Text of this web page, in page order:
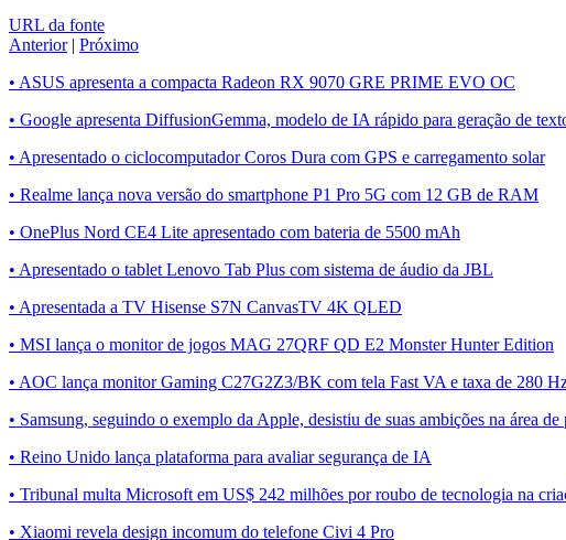
URL da fonte
Anterior| Próximo
• ASUS apresenta a compacta Radeon RX 9070 GRE PRIME EVO OC
• Google apresenta DiffusionGemma, modelo de IA rápido para geração de
• Apresentado o ciclocomputador Coros Dura com GPS e carregamento solar
• Realme lança nova versão do smartphone P1 Pro 5G com 12 GB de RAM
• OnePlus Nord CE4 Lite apresentado com bateria de 5500 mAh
• Apresentado o tablet Lenovo Tab Plus com sistema de áudio da JBL
• Apresentada a TV Hisense S7N CanvasTV 4K QLED
• MSI lança o monitor de jogos MAG 27QRF QD E2 Monster Hunter Edition
• AOC lança monitor Gaming C27G2Z3/BK com tela Fast VA e taxa de 280
• Samsung, seguindo o exemplo da Apple, desistiu de suas ambições na área
• Reino Unido lança plataforma para avaliar segurança de IA
• Tribunal multa Microsoft em US$ 242 milhões por roubo de tecnologia na
• Xiaomi revela design incomum do telefone Civi 4 Pro